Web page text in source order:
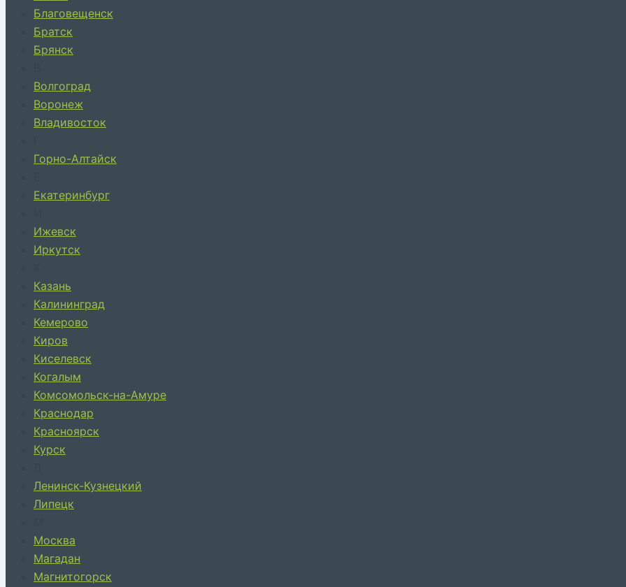
Благовещенск
Братск
Брянск
Волгоград
Воронеж
Владивосток
Горно-Алтайск
Екатеринбург
Ижевск
Иркутск
Казань
Калининград
Кемерово
Киров
Киселевск
Когалым
Комсомольск-на-Амуре
Краснодар
Красноярск
Курск
Ленинск-Кузнецкий
Липецк
Москва
Магадан
Магнитогорск